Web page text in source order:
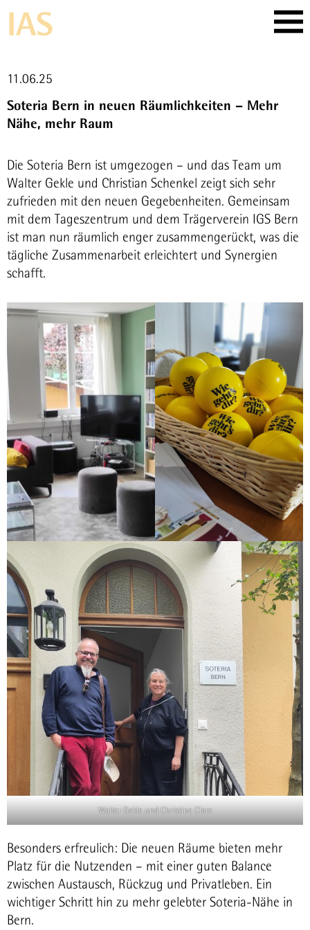
IAS
11.06.25
Soteria Bern in neuen Räumlichkeiten – Mehr
Nähe, mehr Raum
Die Soteria Bern ist umgezogen – und das Team um
Walter Gekle und Christian Schenkel zeigt sich sehr
zufrieden mit den neuen Gegebenheiten. Gemeinsam
mit dem Tageszentrum und dem Trägerverein IGS Bern
ist man nun räumlich enger zusammengerückt, was die
tägliche Zusammenarbeit erleichtert und Synergien
schafft.
Walter Gekle und Christine Clare
Besonders erfreulich: Die neuen Räume bieten mehr
Platz für die Nutzenden – mit einer guten Balance
zwischen Austausch, Rückzug und Privatleben. Ein
wichtiger Schritt hin zu mehr gelebter Soteria-Nähe in
Bern.